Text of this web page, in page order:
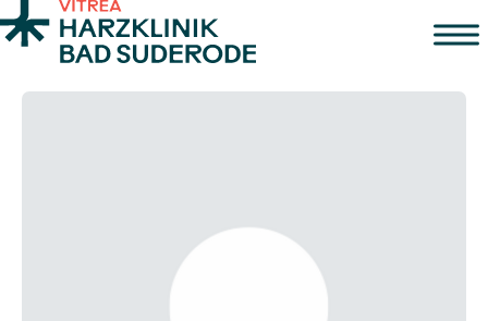
Zum Inhalt springen